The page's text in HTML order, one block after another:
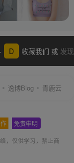
D 收藏我们 或 发现
逸博Blog 青鹿云
免责申明
，仅供学习，禁止商